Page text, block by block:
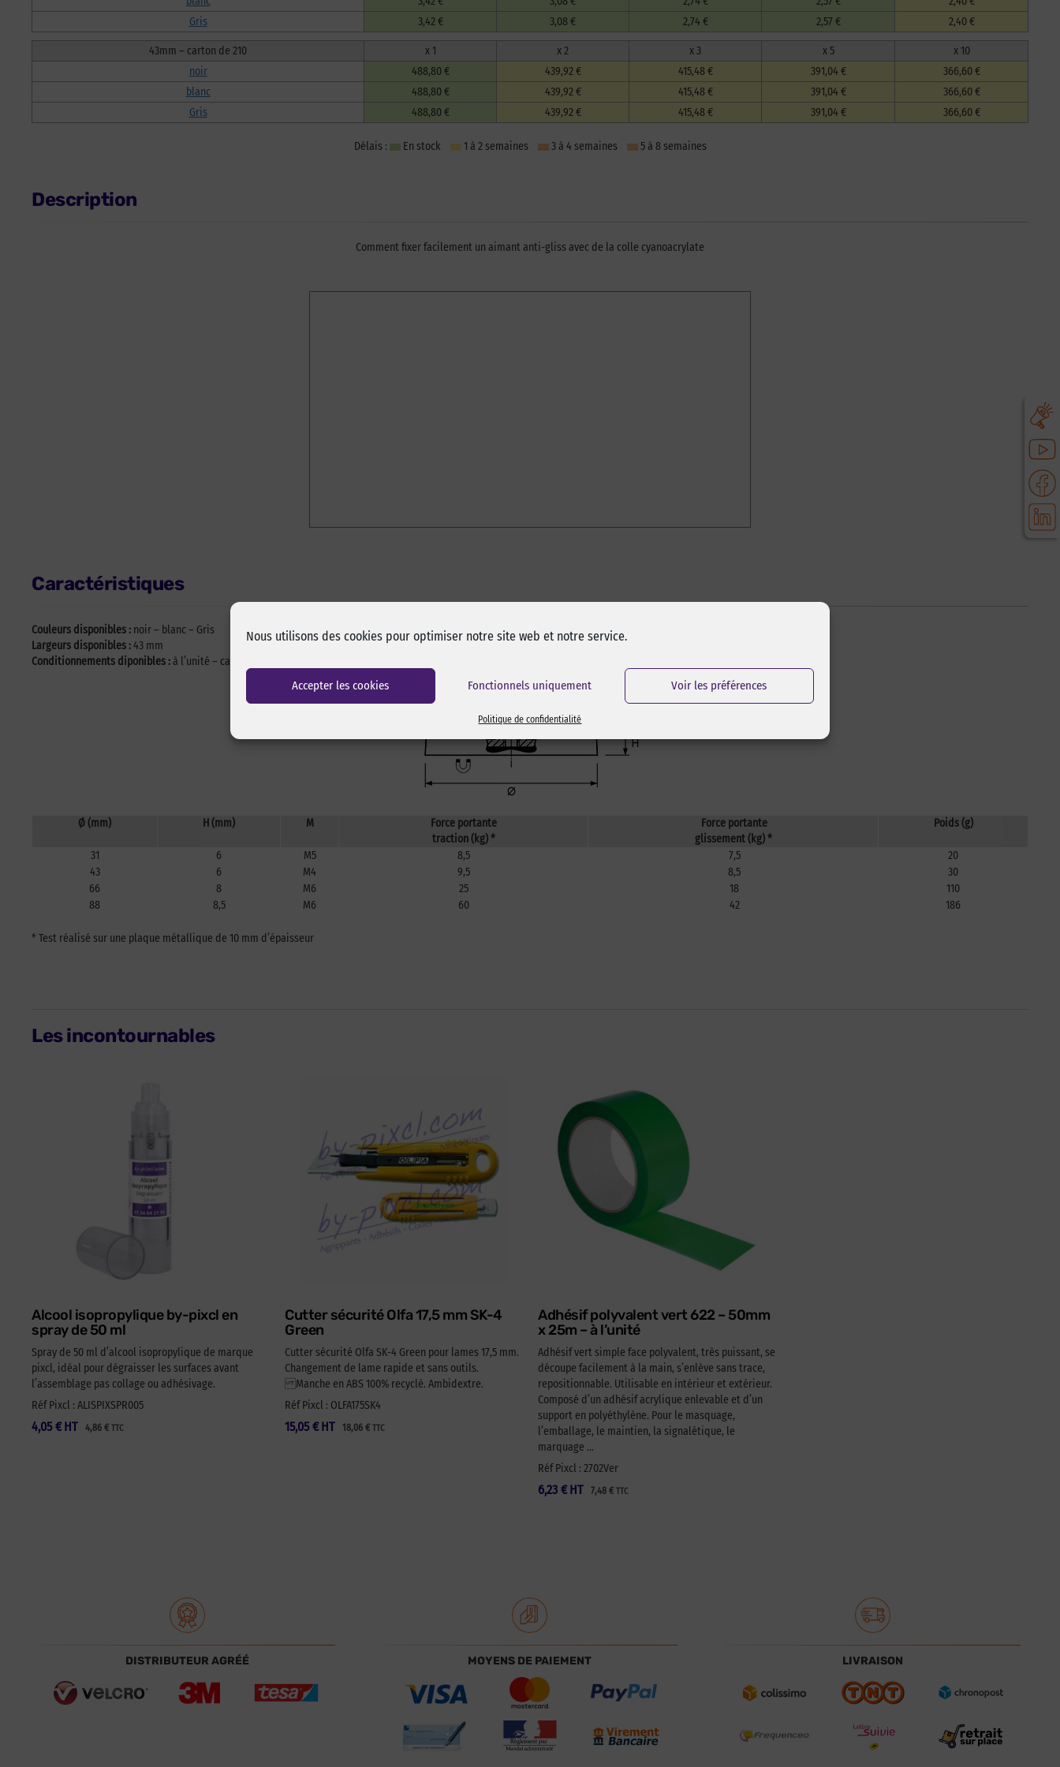
Nous utilisons des cookies pour optimiser notre site web et notre service.
Accepter les cookies Fonctionnels uniquement Voir les préférences
Politique de confidentialité
Gris
3,42 € 3,08 € 2,74 € 2,57 € 2,40 €
43mm – carton de 210 x 1 x 2 x 3 x 5
x 10
noir
488,80 € 439,92 € 415,48 € 391,04 €
366,60 €
blanc
488,80 € 439,92 € 415,48 € 391,04 €
366,60 €
Gris
488,80 € 439,92 € 415,48 € 391,04 € 366,60 €
Délais : En stock 1 à 2 semaines 3 à 4 semaines 5 à 8 semaines
Description
Comment fixer facilement un aimant anti-gliss avec de la colle cyanoacrylate
Caractéristiques
Couleurs disponibles : noir – blanc – Gris
Largeurs disponibles :43 mm
Conditionnements diponibles :à l’unité – carton de 210
Ø (mm) H (mm) M
Force portante
traction (kg) *
Force portante
glissement (kg) *
Poids (g)
31 6 M5 8,5 7,5
20
43
6 M4 9,5 8,5
30
66
8 M6 25 18
110
88
8,5 M6 60 42 186
* Test réalisé sur une plaque métallique de 10 mm d’épaisseur
Les incontournables
Alcool isopropylique by-pixcl en
spray de 50 ml
Spray de 50 ml d’alcool isopropylique de marque
pixcl, idéal pour dégraisser les surfaces avant
l’assemblage pas collage ou adhésivage.
Réf Pixcl : ALISPIXSPR005
4,05 € 4,86 € TTC
HT
Cutter sécurité Olfa 17,5 mm SK-4
Green
Cutter sécurité Olfa SK-4 Green pour lames 17,5 mm.
Changement de lame rapide et sans outils.
Manche en ABS 100% recyclé. Ambidextre.
Réf Pixcl : OLFA175SK4
15,05 € 18,06 € TTC
HT
Adhésif polyvalent vert 622 – 50mm
x 25m – à l’unité
Adhésif vert simple face polyvalent, très puissant, se
découpe facilement à la main, s’enlève sans trace,
repositionnable. Utilisable en intérieur et extérieur.
Composé d’un adhésif acrylique enlevable et d’un
support en polyéthylène. Pour le masquage,
l’emballage, le maintien, la signalétique, le
marquage …
Réf Pixcl : 2702Ver
6,23 € 7,48 € TTC
HT
DISTRIBUTEUR AGRÉÉ MOYENS DE PAIEMENT LIVRAISON